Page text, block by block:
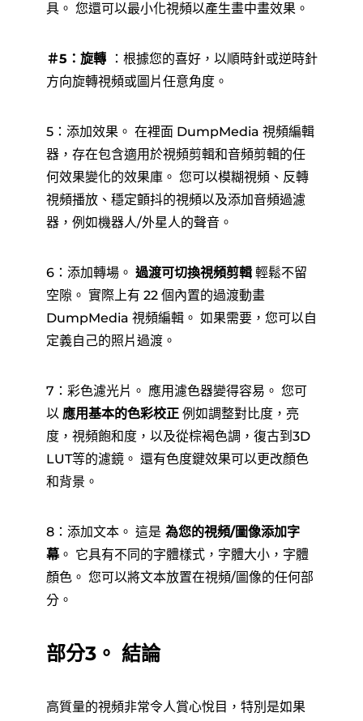
具。 您還可以最小化視頻以產生畫中畫效果。
＃5：旋轉 ：根據您的喜好，以順時針或逆時針
方向旋轉視頻或圖片任意角度。
5：添加效果。 在裡面 DumpMedia 視頻編輯
器，存在包含適用於視頻剪輯和音頻剪輯的任
何效果變化的效果庫。 您可以模糊視頻、反轉
視頻播放、穩定顫抖的視頻以及添加音頻過濾
器，例如機器人/外星人的聲音。
6：添加轉場。 過渡可切換視頻剪輯輕鬆不留
空隙。 實際上有 22 個內置的過渡動畫
DumpMedia 視頻編輯。 如果需要，您可以自
定義自己的照片過渡。
7：彩色濾光片。 應用濾色器變得容易。 您可
以 應用基本的色彩校正例如調整對比度，亮
度，視頻飽和度，以及從棕褐色調，復古到3D
LUT等的濾鏡。 還有色度鍵效果可以更改顏色
和背景。
8：添加文本。 這是 為您的視頻/圖像添加字
幕。 它具有不同的字體樣式，字體大小，字體
顏色。 您可以將文本放置在視頻/圖像的任何部
分。
部分3。 結論
高質量的視頻非常令人賞心悅目，特別是如果